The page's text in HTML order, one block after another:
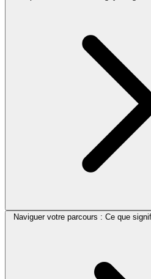
Naviguer votre parcours : Ce que